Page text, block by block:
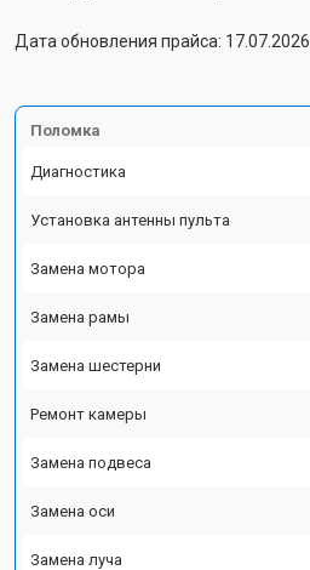
Дата обновления прайса: 17.07.2026
Поломка
Диагностика
Установка антенны пульта
Замена мотора
Замена рамы
Замена шестерни
Ремонт камеры
Замена подвеса
Замена оси
Замена луча